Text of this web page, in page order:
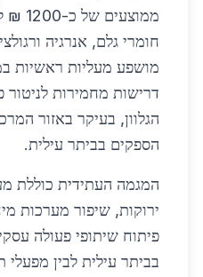
חומרי גלם, אנרגיה
מושפע מעליות ראשיות
דרישות מחמירות לניטור
הגלוון, בעיקר באזור
הספקים בביתר עילית.
המגמה העתידית כוללת
ירוקות, שיפור מערכות
פיתוח שיתופי פעולה
בביתר עילית לבין מפעלי